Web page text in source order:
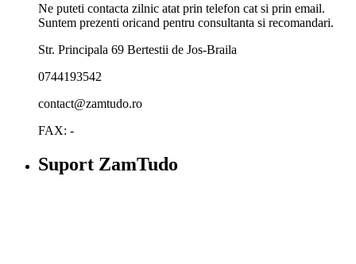
Ne puteti contacta zilnic atat prin telefon cat si prin email.
Suntem prezenti oricand pentru consultanta si recomandari.
Str. Principala 69 Bertestii de Jos-Braila
0744193542
contact@zamtudo.ro
FAX: -
Suport ZamTudo